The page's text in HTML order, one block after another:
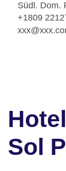
Südl. Dom.
+1809
Sol